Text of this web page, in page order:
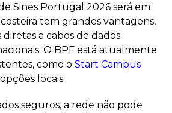
Sines Portugal 2026 será em
costeira tem grandes vantagens,
a cabos de dados
O BPF está atualmente
como o Start Campus
locais.
seguros, a rede não pode